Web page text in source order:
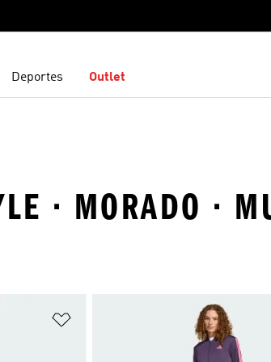
Deportes Outlet
· MORADO ·
Añadir a la lista de deseos